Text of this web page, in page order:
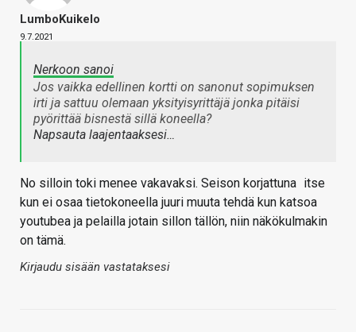
LumboKuikelo
9.7.2021
Nerkoon sanoi
Jos vaikka edellinen kortti on sanonut sopimuksen
irti ja sattuu olemaan yksityisyrittäjä jonka pitäisi
pyörittää bisnestä sillä koneella?
Napsauta laajentaaksesi…
No silloin toki menee vakavaksi. Seison korjattuna itse
kun ei osaa tietokoneella juuri muuta tehdä kun katsoa
youtubea ja pelailla jotain sillon tällön, niin näkökulmakin
on tämä.
Kirjaudu sisään vastataksesi